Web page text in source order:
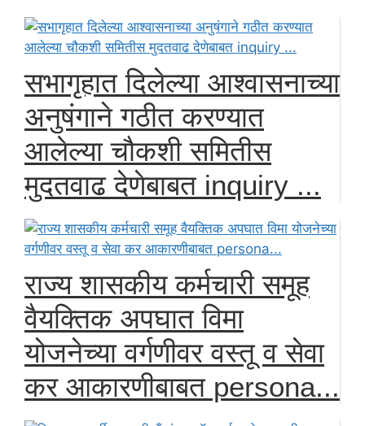
सभागृहात दिलेल्या आश्वासनाच्या
अनुषंगाने गठीत करण्यात
आलेल्या चौकशी समितीस
मुदतवाढ देणेबाबत inquiry ...
राज्य शासकीय कर्मचारी समूह
वैयक्तिक अपघात विमा
योजनेच्या वर्गणीवर वस्तू व सेवा
कर आकारणीबाबत persona...